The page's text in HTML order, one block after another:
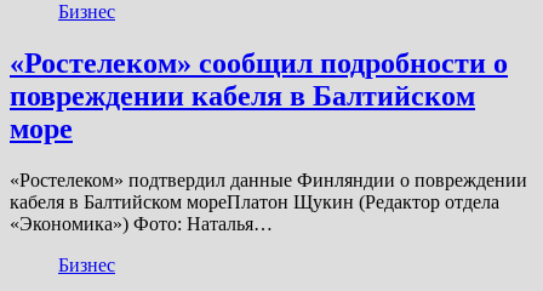
Бизнес
«Ростелеком» сообщил подробности о
повреждении кабеля в Балтийском
море
«Ростелеком» подтвердил данные Финляндии о повреждении
кабеля в Балтийском мореПлатон Щукин (Редактор отдела
«Экономика») Фото: Наталья…
Бизнес